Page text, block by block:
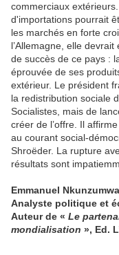
commerciaux
d'importations pourrait
les marchés en forte
l’Allemagne, elle
de succès de ce pays :
éprouvée de ses
extérieur. Le président
la redistribution sociale
Socialistes, mais de
créer de l’offre. Il
au courant social-
Shroëder. La rupture
résultats sont
Emmanuel
Analyste politique et
Auteur de « Le
mondialisation », Ed.